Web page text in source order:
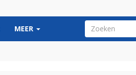
MEER ZOEKVELD